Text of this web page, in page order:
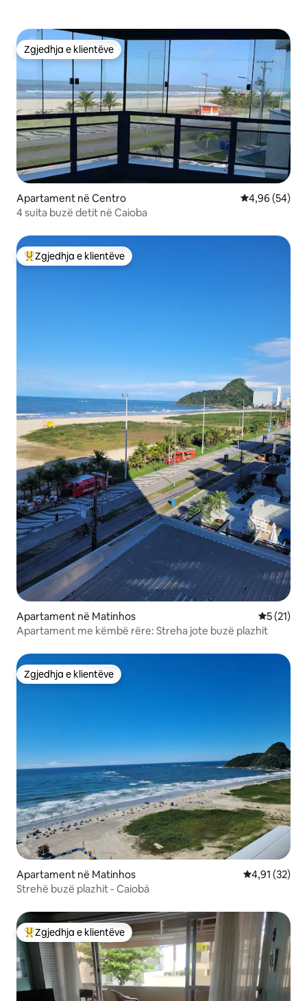
Zgjedhja e klientëve
Zgjedhja e klientëve
Apartament në Centro Vlerësimi
4,96 (54)
4 suita buzë detit në Caioba
Më të mirat e zgjedhjeve të klientëve
Zgjedhja e klientëve
Apartament në Matinhos Vlerësimi
5 (21)
Apartament me këmbë rëre: Streha jote buzë plazhit
Zgjedhja e klientëve
Zgjedhja e klientëve
Apartament në Matinhos Vlerësimi
4,91 (32)
Strehë buzë plazhit - Caiobá
Më të mirat e zgjedhjeve të klientëve
Zgjedhja e klientëve